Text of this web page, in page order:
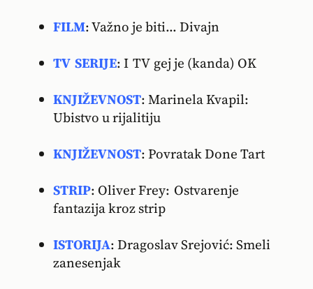
FILM: Važno je biti... Divajn
TV SERIJE: I TV gej je (kanda) OK
KNJIŽEVNOST: Marinela Kvapil:
Ubistvo u rijalitiju
KNJIŽEVNOST: Povratak Done Tart
STRIP: Oliver Frey: Ostvarenje
fantazija kroz strip
ISTORIJA: Dragoslav Srejović: Smeli
zanesenjak